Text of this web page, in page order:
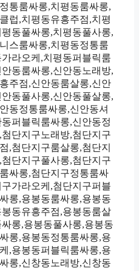
통룸싸롱,치평동룸싸롱,
럽,치평동유흥주점,치평
동풀싸롱,치평동풀사롱,
스룸싸롱,치평동정통룸
라오케,치평동퍼블릭룸
동룸싸롱,신안동노래방,
주점,신안동룸살롱,신안
동풀사롱,신안동풀살롱,
동정통룸싸롱,신안동셔
퍼블릭룸싸롱,신안동정
단지구노래방,첨단지구
,첨단지구룸살롱,첨단지
단지구풀사롱,첨단지구
싸롱,첨단지구정통룸싸
가라오케,첨단지구퍼블
롱,용봉동룸싸롱,용봉동
동유흥주점,용봉동룸살
롱,용봉동풀사롱,용봉동
롱,용봉동정통룸싸롱,용
,용봉동퍼블릭룸싸롱,용
롱,신창동노래방,신창동